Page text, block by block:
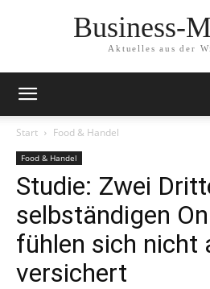
Business-
Aktuelles aus der
Start Food & Handel
Food & Handel
Studie: Zwei
selbständigen
fühlen sich nicht
versichert